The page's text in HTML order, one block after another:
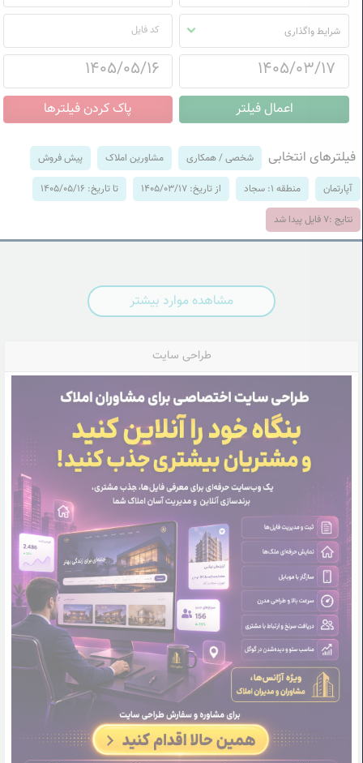
شرایط واگذاری
فیلترهای انتخابی شخصی / همکاری مشاورین املاک پیش فروش
آپارتمان منطقه 1: سجاد از تاریخ: 1405/03/17 تا تاریخ: 1405/05/16
نتایج :7 فایل پیدا شد
مشاهده موارد بیشتر
طراحی سایت